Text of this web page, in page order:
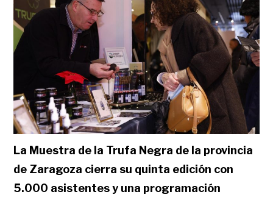
La Muestra de la Trufa Negra de la provincia
de Zaragoza cierra su quinta edición con
5.000 asistentes y una programación